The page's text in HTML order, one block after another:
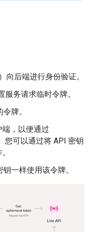
向后端进行身份验证。
服务请求临时令牌。
牌。
，以便通过
您可以通过将 API 密钥
一样使用该令牌。